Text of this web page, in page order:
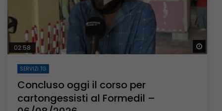
02:58
SERVIZI TG
Concluso oggi il corso per
cartongessisti al Formedil –